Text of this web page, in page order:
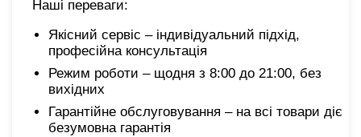
Наші переваги:
Якісний сервіс – індивідуальний підхід,
професійна консультація
Режим роботи – щодня з 8:00 до 21:00, без
вихідних
Гарантійне обслуговування – на всі товари діє
безумовна гарантія